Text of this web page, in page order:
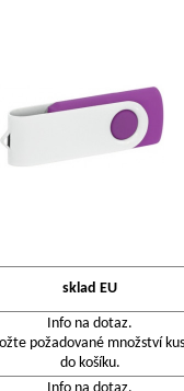
sklad EU
Info na dotaz.
požadované množství
do košíku.